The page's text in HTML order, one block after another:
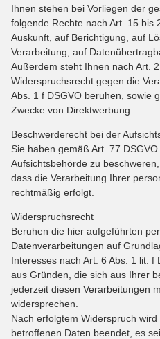
Ihnen stehen bei Vorliegen der
folgende Rechte nach Art. 15 bis
Auskunft, auf Berichtigung, auf
Verarbeitung, auf
Außerdem steht Ihnen nach Art.
Widerspruchsrecht gegen die
Abs. 1 f DSGVO beruhen, sowie
Zwecke von Direktwerbung.
Beschwerderecht bei der
Sie haben gemäß Art. 77
Aufsichtsbehörde zu
dass die Verarbeitung Ihrer
rechtmäßig erfolgt.
Widerspruchsrecht
Beruhen die hier aufgeführten
Datenverarbeitungen auf
Interesses nach Art. 6 Abs. 1 lit. f
aus Gründen, die sich aus Ihrer
jederzeit diesen Verarbeitungen
widersprechen.
Nach erfolgtem Widerspruch
betroffenen Daten beendet, es